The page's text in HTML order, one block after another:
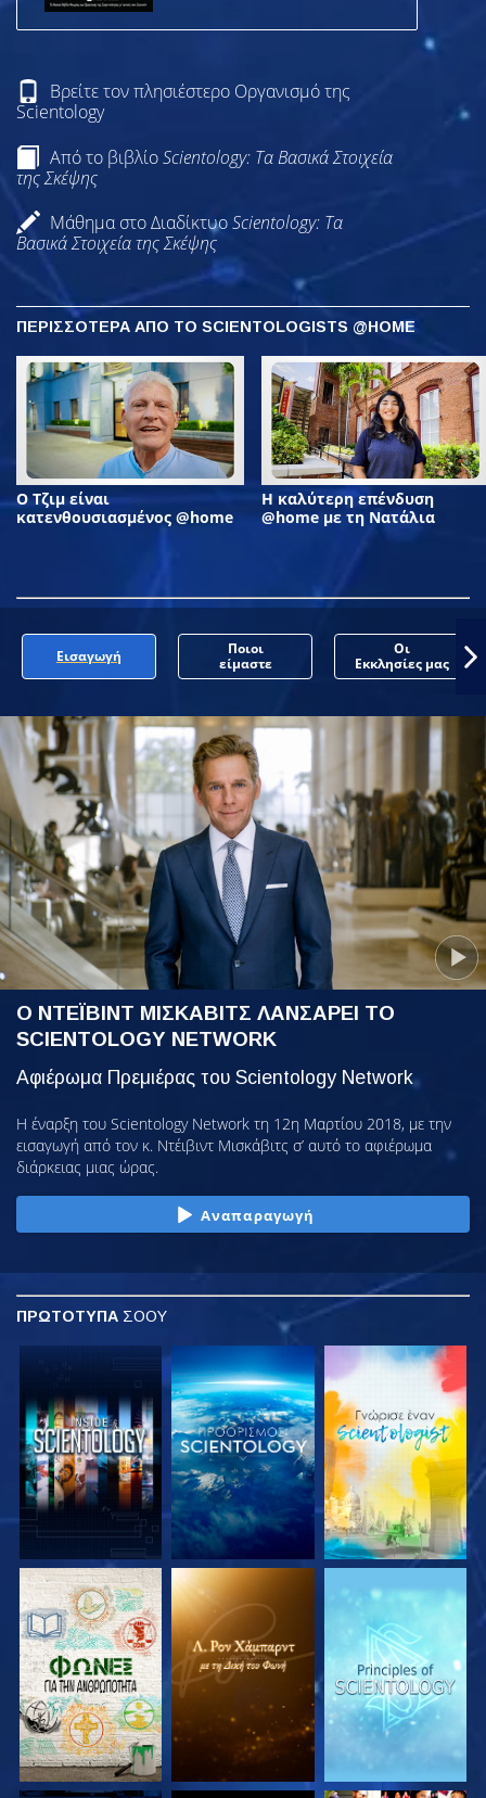
Βρείτε τον πλησιέστερο Οργανισμό της
Scientology
Από το βιβλίοScientology: Τα Βασικά Στοιχεία
της Σκέψης
Μάθημα στο ΔιαδίκτυοScientology: Τα
Βασικά Στοιχεία της Σκέψης
ΠΕΡΙΣΣΟΤΕΡΑ ΑΠΟ ΤΟ SCIENTOLOGISTS @HOME
Ο Τζιμ είναι
κατενθουσιασμένος @home
Η καλύτερη επένδυση
@home με τη Νατάλια
Εισαγωγή
Ποιοι
είμαστε
Οι
Εκκλησίες μας
Ο ΝΤΕΪΒΙΝΤ ΜΙΣΚΑΒΙΤΣ ΛΑΝΣΑΡΕΙ ΤΟ
SCIENTOLOGY NETWORK
Αφιέρωμα Πρεμιέρας του Scientology Network
Η έναρξη του Scientology Network τη 12η Μαρτίου 2018, με την
εισαγωγή από τον κ. Ντέιβιντ Μισκάβιτς σ’ αυτό το αφιέρωμα
διάρκειας μιας ώρας.
Αναπαραγωγή
ΠΡΩΤΟΤΥΠΑ ΣΟΟΥ
ΕΞΕΡΕΥΝΗΣΤΕ ΤΗ
ΣΕΙΡΑ
ΕΞΕΡΕΥΝΗΣΤΕ ΤΗ
ΣΕΙΡΑ
ΕΞΕΡΕΥΝΗΣΤΕ ΤΗ
ΣΕΙΡΑ